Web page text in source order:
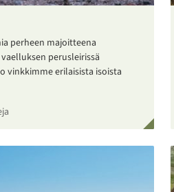
perheen majoitteena
perusleirissä
vinkkimme erilaisista isoista